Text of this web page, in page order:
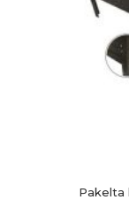
Pakelta